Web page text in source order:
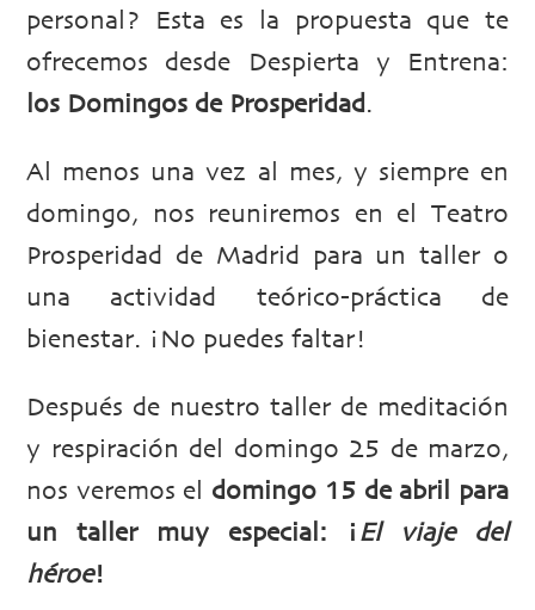
personal? Esta es la propuesta que te
ofrecemos desde Despierta y Entrena:
los Domingos de Prosperidad .
Al menos una vez al mes, y siempre en
domingo, nos reuniremos en el Teatro
Prosperidad de Madrid para un taller o
una actividad teórico-práctica de
bienestar. ¡No puedes faltar!
Después de nuestro taller de meditación
y respiración del domingo 25 de marzo,
nos veremos el domingo 15 de abril para
un taller muy especial: ¡ El viaje del
héroe!